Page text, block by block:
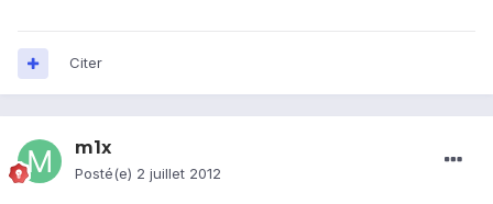
Citer
m1x
Posté(e) 2 juillet 2012